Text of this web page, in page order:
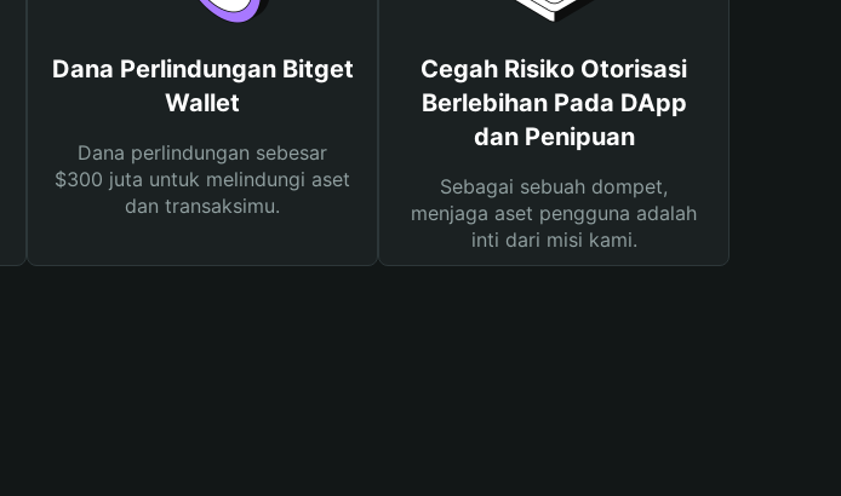
Dana Perlindungan Bitget
Wallet
Dana perlindungan sebesar
$300 juta untuk melindungi aset
dan transaksimu.
Cegah Risiko Otorisasi
Berlebihan Pada DApp
dan Penipuan
Sebagai sebuah dompet,
menjaga aset pengguna adalah
inti dari misi kami.